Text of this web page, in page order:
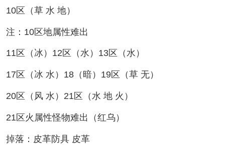
10区（草 水 地）
注：10区地属性难出
11区（冰）12区（水）13区（水）
17区（冰 水）18（暗）19区（草 无）
20区（风 水）21区（水 地 火）
21区火属性怪物难出（红乌）
掉落：皮革防具 皮革